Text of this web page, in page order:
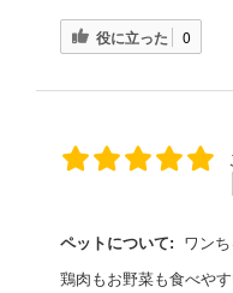
役に立った 0
ペットについて:
ワン
鶏肉もお野菜も食べや